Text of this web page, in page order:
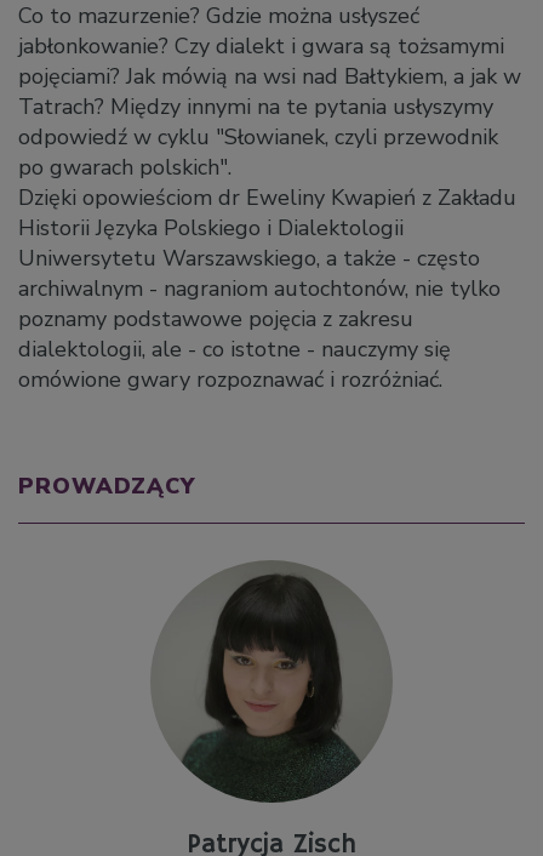
Co to mazurzenie? Gdzie można usłyszeć
jabłonkowanie? Czy dialekt i gwara są tożsamymi
pojęciami? Jak mówią na wsi nad Bałtykiem, a jak w
Tatrach? Między innymi na te pytania usłyszymy
odpowiedź w cyklu "Słowianek, czyli przewodnik
po gwarach polskich".
Dzięki opowieściom dr Eweliny Kwapień z Zakładu
Historii Języka Polskiego i Dialektologii
Uniwersytetu Warszawskiego, a także - często
archiwalnym - nagraniom autochtonów, nie tylko
poznamy podstawowe pojęcia z zakresu
dialektologii, ale - co istotne - nauczymy się
omówione gwary rozpoznawać i rozróżniać.
PROWADZĄCY
Patrycja Zisch